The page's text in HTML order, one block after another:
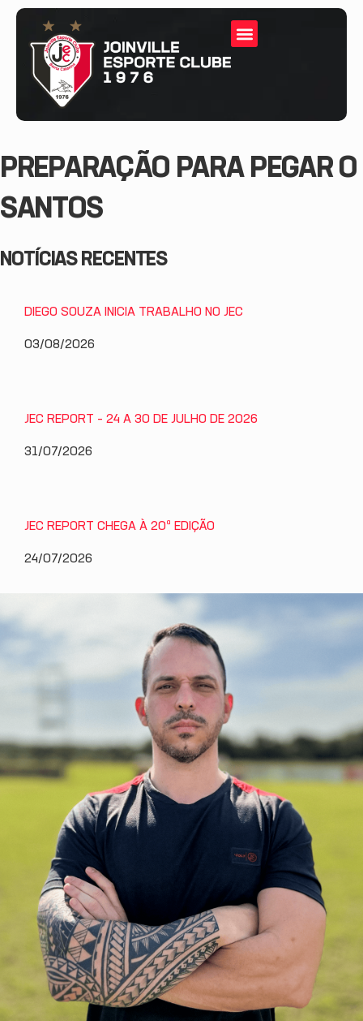
PREPARAÇÃO PARA PEGAR O
SANTOS
NOTÍCIAS RECENTES
DIEGO SOUZA INICIA TRABALHO NO JEC
03/08/2026
JEC REPORT – 24 A 30 DE JULHO DE 2026
31/07/2026
JEC REPORT CHEGA À 20ª EDIÇÃO
24/07/2026